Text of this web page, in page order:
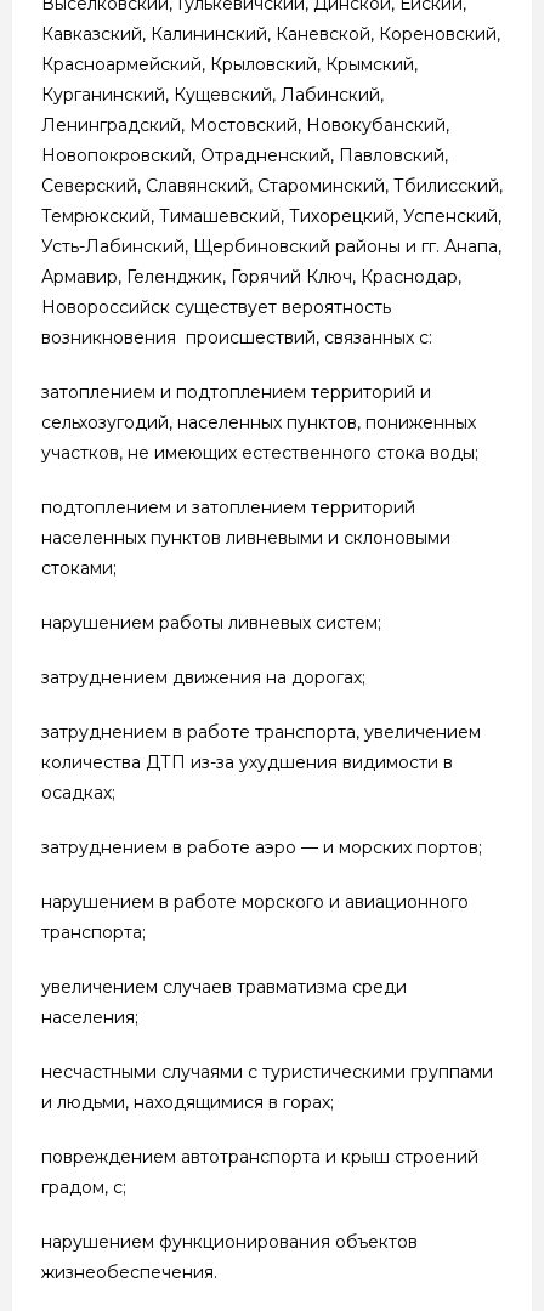
Кавказский, Калининский, Каневской, Кореновский,
Красноармейский, Крыловский, Крымский,
Курганинский, Кущевский, Лабинский,
Ленинградский, Мостовский, Новокубанский,
Новопокровский, Отрадненский, Павловский,
Северский, Славянский, Староминский, Тбилисский,
Темрюкский, Тимашевский, Тихорецкий, Успенский,
Усть-Лабинский, Щербиновский районы и гг. Анапа,
Армавир, Геленджик, Горячий Ключ, Краснодар,
Новороссийск существует вероятность
возникновения происшествий, связанных с:
затоплением и подтоплением территорий и
сельхозугодий, населенных пунктов, пониженных
участков, не имеющих естественного стока воды;
подтоплением и затоплением территорий
населенных пунктов ливневыми и склоновыми
стоками;
нарушением работы ливневых систем;
затруднением движения на дорогах;
затруднением в работе транспорта, увеличением
количества ДТП из-за ухудшения видимости в
осадках;
затруднением в работе аэро — и морских портов;
нарушением в работе морского и авиационного
транспорта;
увеличением случаев травматизма среди
населения;
несчастными случаями с туристическими группами
и людьми, находящимися в горах;
повреждением автотранспорта и крыш строений
градом, с;
нарушением функционирования объектов
жизнеобеспечения.